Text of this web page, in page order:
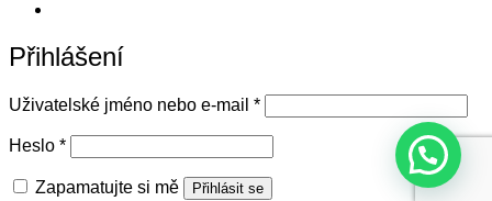
Přihlášení
Uživatelské jméno nebo e-mail *Povinné
Heslo *Povinné
Zapamatujte si mě Přihlásit se